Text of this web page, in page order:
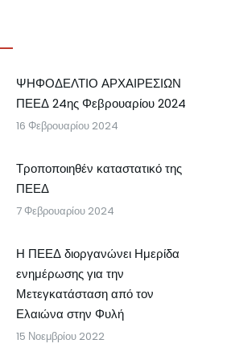
ΨΗΦΟΔΕΛΤΙΟ ΑΡΧΑΙΡΕΣΙΩΝ
ΠΕΕΔ 24ης Φεβρουαρίου 2024
16 Φεβρουαρίου 2024
Τροποποιηθέν καταστατικό της
ΠΕΕΔ
7 Φεβρουαρίου 2024
Η ΠΕΕΔ διοργανώνει Ημερίδα
ενημέρωσης για την
Μετεγκατάσταση από τον
Ελαιώνα στην Φυλή
15 Νοεμβρίου 2022